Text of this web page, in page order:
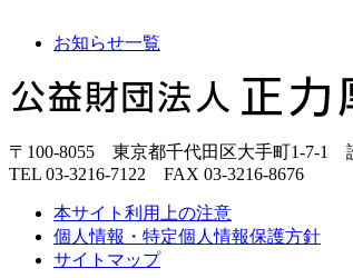
お知らせ一覧
〒100-8055 東京都千代田区大手町1-7-1
TEL 03-3216-7122 FAX 03-3216-8676
本サイト利用上の注意
個人情報・特定個人情報保護方針
サイトマップ